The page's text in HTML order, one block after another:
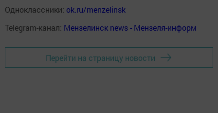
Одноклассники: ok.ru/menzelinsk
Telegram-канал: Мензелинск news - Мензеля-информ
Перейти на страницу новости